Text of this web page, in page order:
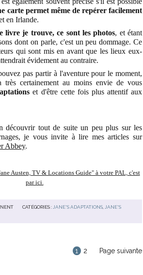
carte permet même de repérer facilement
en Irlande.
livre je trouve, ce sont les photos, et étant
dont on parle, c'est un peu dommage. Ce
qui sont mis en avant que les lieux eux-
évidement au contraire.
pas partir à l'aventure pour le moment,
très certainement au moins envie de vous
et d'être cette fois plus attentif aux
tout de suite un peu plus sur les
je vous invite à lire mes articles sur
Abbey.
Austen, TV & Locations Guide" à votre PAL, c'est
par ici.
CATÉGORIES :JANE'S ADAPTATIONS,JANE'S
1 2 Page suivante